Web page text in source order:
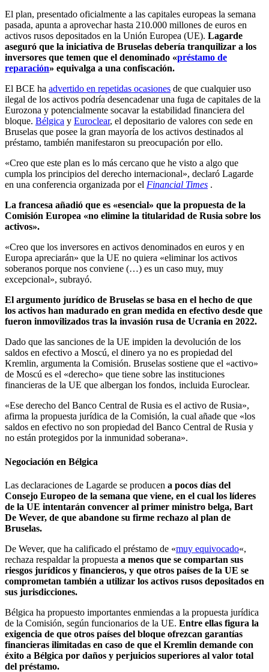
El plan, presentado oficialmente a las capitales europeas la semana
pasada, apunta a aprovechar hasta 210.000 millones de euros en
activos rusos depositados en la Unión Europea (UE). Lagarde
aseguró que la iniciativa de Bruselas debería tranquilizar a los
inversores que temen que el denominado «préstamo de
reparación» equivalga a una confiscación.
El BCE ha advertido en repetidas ocasiones de que cualquier uso
ilegal de los activos podría desencadenar una fuga de capitales de la
Eurozona y potencialmente socavar la estabilidad financiera del
bloque. Bélgica y Euroclear, el depositario de valores con sede en
Bruselas que posee la gran mayoría de los activos destinados al
préstamo, también manifestaron su preocupación por ello.
«Creo que este plan es lo más cercano que he visto a algo que
cumpla los principios del derecho internacional», declaró Lagarde
en una conferencia organizada por el Financial Times .
La francesa añadió que es «esencial» que la propuesta de la
Comisión Europea «no elimine la titularidad de Rusia sobre los
activos».
«Creo que los inversores en activos denominados en euros y en
Europa apreciarán» que la UE no quiera «eliminar los activos
soberanos porque nos conviene (…) es un caso muy, muy
excepcional», subrayó.
El argumento jurídico de Bruselas se basa en el hecho de que
los activos han madurado en gran medida en efectivo desde que
fueron inmovilizados tras la invasión rusa de Ucrania en 2022.
Dado que las sanciones de la UE impiden la devolución de los
saldos en efectivo a Moscú, el dinero ya no es propiedad del
Kremlin, argumenta la Comisión. Bruselas sostiene que el «activo»
de Moscú es el «derecho» que tiene sobre las instituciones
financieras de la UE que albergan los fondos, incluida Euroclear.
«Ese derecho del Banco Central de Rusia es el activo de Rusia»,
afirma la propuesta jurídica de la Comisión, la cual añade que «los
saldos en efectivo no son propiedad del Banco Central de Rusia y
no están protegidos por la inmunidad soberana».
Negociación en Bélgica
Las declaraciones de Lagarde se producen a pocos días del
Consejo Europeo de la semana que viene, en el cual los líderes
de la UE intentarán convencer al primer ministro belga, Bart
De Wever, de que abandone su firme rechazo al plan de
Bruselas.
De Wever, que ha calificado el préstamo de «muy equivocado«,
rechaza respaldar la propuesta a menos que se compartan sus
riesgos jurídicos y financieros, y que otros países de la UE se
comprometan también a utilizar los activos rusos depositados en
sus jurisdicciones.
Bélgica ha propuesto importantes enmiendas a la propuesta jurídica
de la Comisión, según funcionarios de la UE. Entre ellas figura la
exigencia de que otros países del bloque ofrezcan garantías
financieras ilimitadas en caso de que el Kremlin demande con
éxito a Bélgica por daños y perjuicios superiores al valor total
del préstamo.